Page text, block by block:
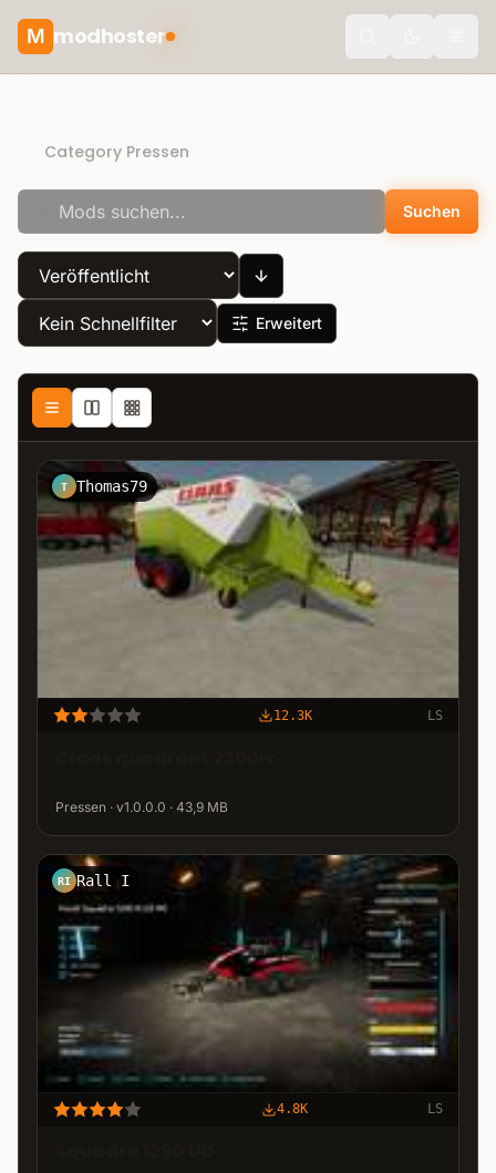
M modhoster
Category Pressen
Suchen
Erweitert
T Thomas79
12.3K LS
Pressen · v1.0.0.0 · 43,9 MB
RI Rall I
4.8K LS